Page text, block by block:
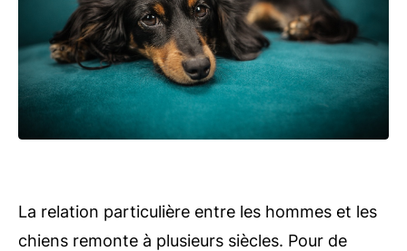
La relation particulière entre les hommes et les
chiens remonte à plusieurs siècles. Pour de